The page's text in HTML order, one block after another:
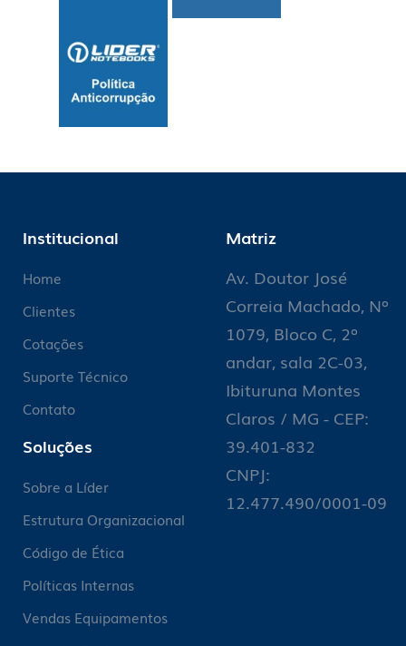
Institucional
Home
Clientes
Cotações
Suporte Técnico
Contato
Soluções
Sobre a Líder
Estrutura Organizacional
Código de Ética
Políticas Internas
Vendas Equipamentos
Matriz
Av. Doutor José
Correia Machado, Nº
1079, Bloco C, 2º
andar, sala 2C-03,
Ibituruna Montes
Claros / MG - CEP:
39.401-832
CNPJ:
12.477.490/0001-09